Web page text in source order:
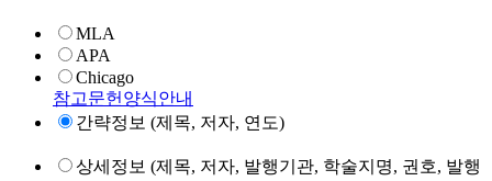
MLA
APA
Chicago
참고문헌양식안내
간략정보 (제목, 저자, 연도)
상세정보 (제목, 저자, 발행기관, 학술지명, 권호, 발행